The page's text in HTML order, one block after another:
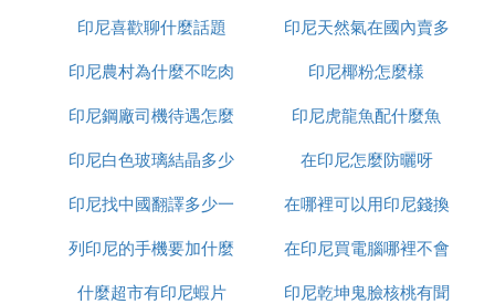
碼是多少
印尼喜歡聊什麼話題
印尼天然氣在國內賣多
少錢
印尼農村為什麼不吃肉
印尼椰粉怎麼樣
印尼鋼廠司機待遇怎麼
樣
印尼虎龍魚配什麼魚
印尼白色玻璃結晶多少
錢一平方
在印尼怎麼防曬呀
印尼找中國翻譯多少一
天
在哪裡可以用印尼錢換
人民幣
列印尼的手機要加什麼
在印尼買電腦哪裡不會
受騙
什麼超市有印尼蝦片
印尼乾坤鬼臉核桃有聞